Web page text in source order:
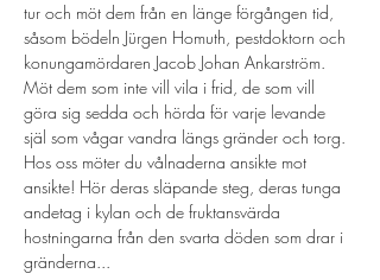
tur och möt dem från en länge förgången tid,
såsom bödeln Jürgen Homuth, pestdoktorn och
konungamördaren Jacob Johan Ankarström.
Möt dem som inte vill vila i frid, de som vill
göra sig sedda och hörda för varje levande
själ som vågar vandra längs gränder och torg.
Hos oss möter du vålnaderna ansikte mot
ansikte! Hör deras släpande steg, deras tunga
andetag i kylan och de fruktansvärda
hostningarna från den svarta döden som drar i
gränderna...